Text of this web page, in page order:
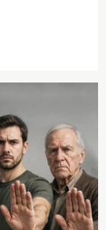
dienen
oder
des
der
Anschauen